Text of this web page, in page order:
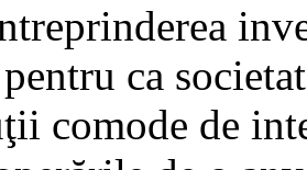
ca
comode de